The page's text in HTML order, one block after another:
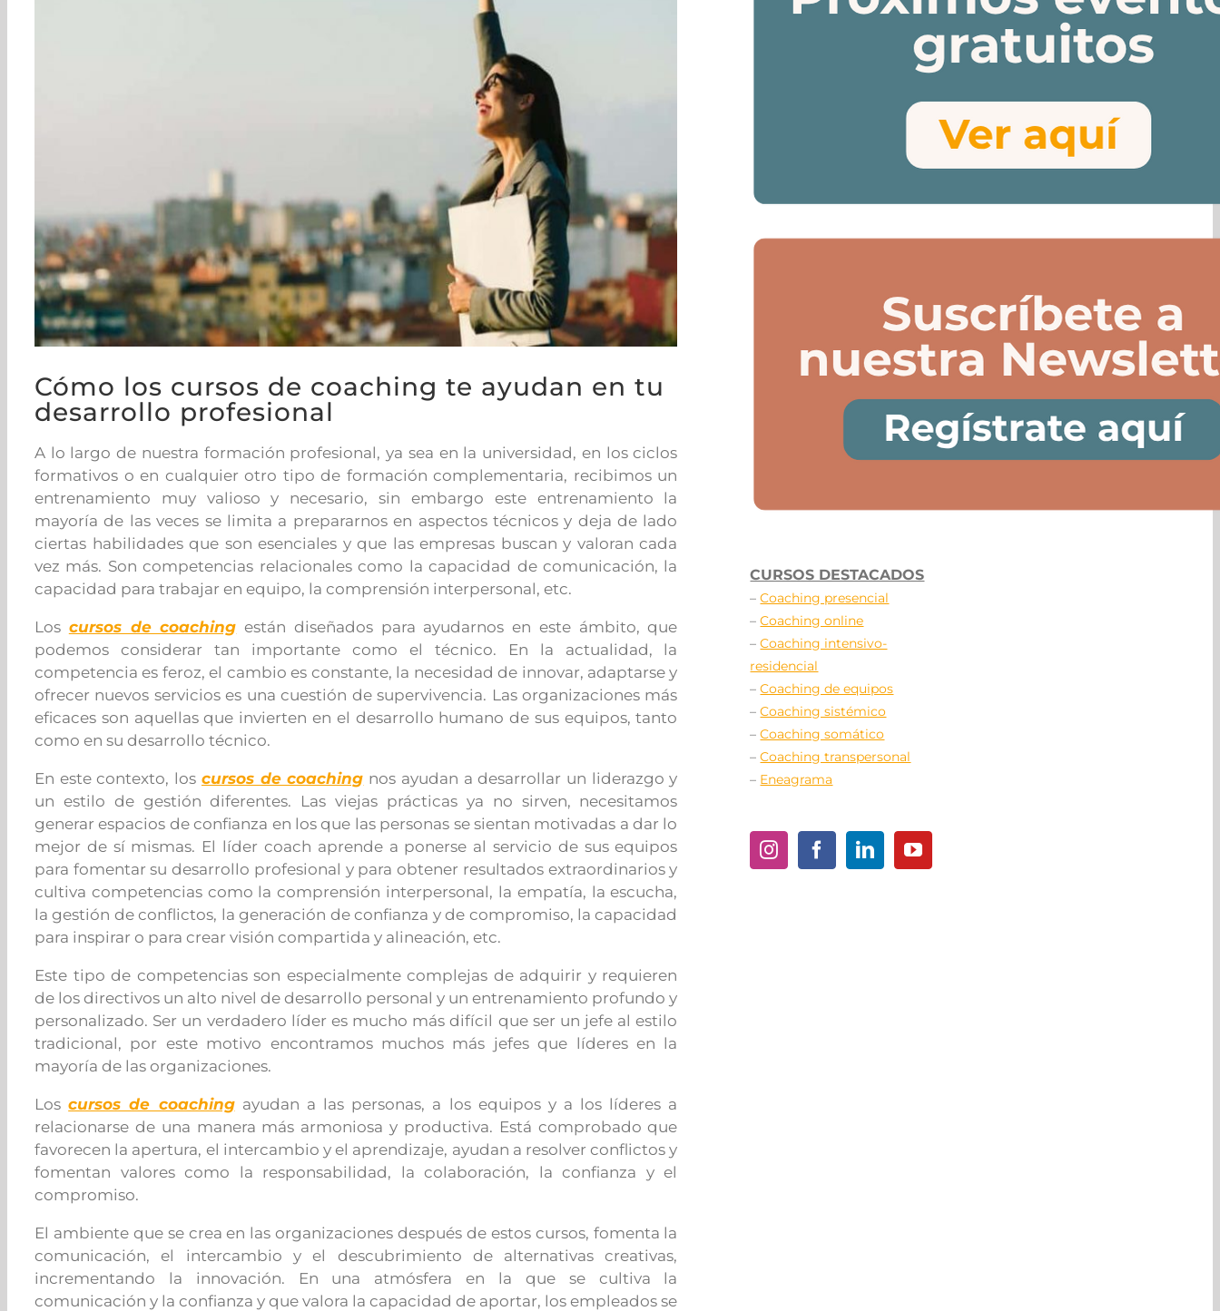
Cómo los cursos de coaching te ayudan en tu
desarrollo profesional
A lo largo de nuestra formación profesional, ya sea en la universidad, en los ciclos
formativos o en cualquier otro tipo de formación complementaria, recibimos un
entrenamiento muy valioso y necesario, sin embargo este entrenamiento la
mayoría de las veces se limita a prepararnos en aspectos técnicos y deja de lado
ciertas habilidades que son esenciales y que las empresas buscan y valoran cada
vez más. Son competencias relacionales como la capacidad de comunicación, la
capacidad para trabajar en equipo, la comprensión interpersonal, etc.
Los cursos de coaching están diseñados para ayudarnos en este ámbito, que
podemos considerar tan importante como el técnico. En la actualidad, la
competencia es feroz, el cambio es constante, la necesidad de innovar, adaptarse y
ofrecer nuevos servicios es una cuestión de supervivencia. Las organizaciones más
eficaces son aquellas que invierten en el desarrollo humano de sus equipos, tanto
como en su desarrollo técnico.
En este contexto, los cursos de coaching nos ayudan a desarrollar un liderazgo y
un estilo de gestión diferentes. Las viejas prácticas ya no sirven, necesitamos
generar espacios de confianza en los que las personas se sientan motivadas a dar lo
mejor de sí mismas. El líder coach aprende a ponerse al servicio de sus equipos
para fomentar su desarrollo profesional y para obtener resultados extraordinarios y
cultiva competencias como la comprensión interpersonal, la empatía, la escucha,
la gestión de conflictos, la generación de confianza y de compromiso, la capacidad
para inspirar o para crear visión compartida y alineación, etc.
Este tipo de competencias son especialmente complejas de adquirir y requieren
de los directivos un alto nivel de desarrollo personal y un entrenamiento profundo y
personalizado. Ser un verdadero líder es mucho más difícil que ser un jefe al estilo
tradicional, por este motivo encontramos muchos más jefes que líderes en la
mayoría de las organizaciones.
Loscursos de coachingayudan a las personas, a los equipos y a los líderes a
relacionarse de una manera más armoniosa y productiva. Está comprobado que
favorecen la apertura, el intercambio y el aprendizaje, ayudan a resolver conflictos y
fomentan valores como la responsabilidad, la colaboración, la confianza y el
compromiso.
El ambiente que se crea en las organizaciones después de estos cursos, fomenta la
comunicación, el intercambio y el descubrimiento de alternativas creativas,
incrementando la innovación. En una atmósfera en la que se cultiva la
comunicación y la confianza y que valora la capacidad de aportar, los empleados se
CURSOS DESTACADOS
–Coaching presencial
–Coaching online
–Coaching intensivo-
residencial
–Coaching de equipos
–Coaching sistémico
–Coaching somático
–Coaching transpersonal
– Eneagrama